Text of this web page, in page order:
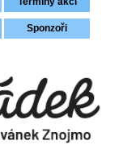
Sponzoři